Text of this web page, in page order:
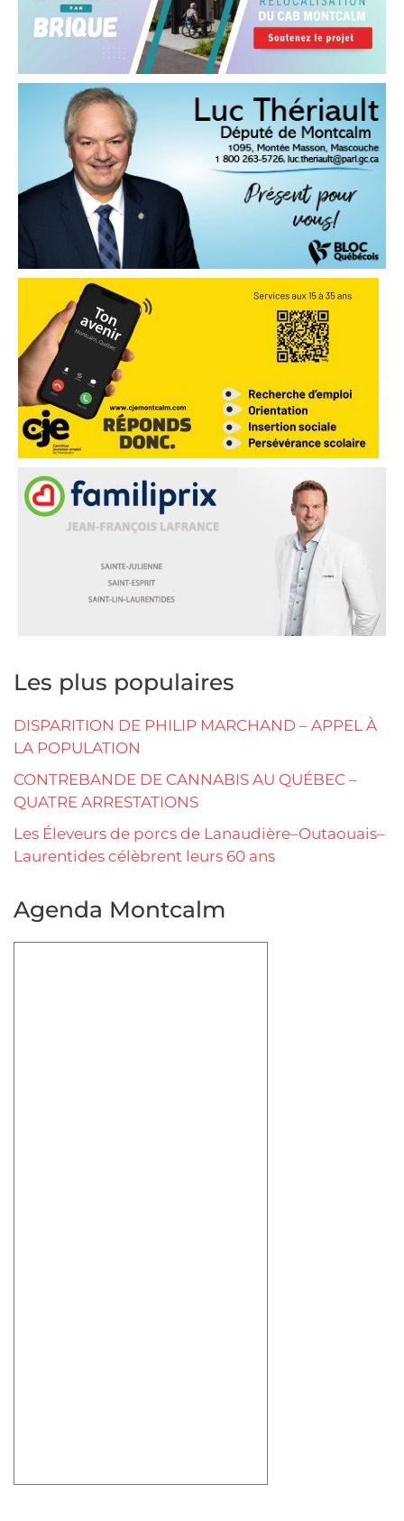
Les plus populaires
DISPARITION DE PHILIP MARCHAND – APPEL À
LA POPULATION
CONTREBANDE DE CANNABIS AU QUÉBEC –
QUATRE ARRESTATIONS
Les Éleveurs de porcs de Lanaudière–Outaouais–
Laurentides célèbrent leurs 60 ans
Agenda Montcalm